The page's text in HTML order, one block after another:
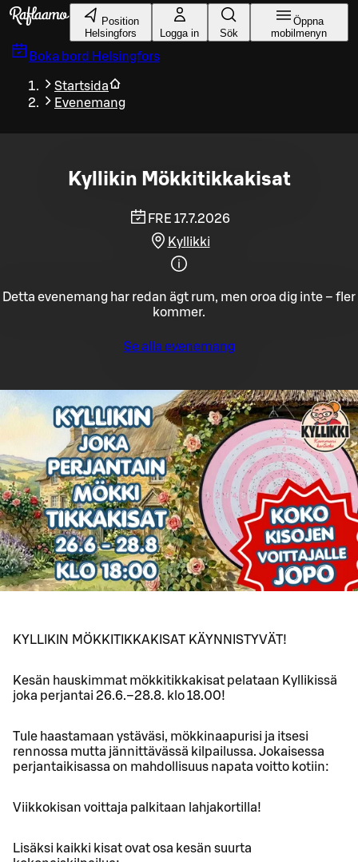
Gå till huvudinnehållet
Position
Helsingfors
Logga in Sök
Öppna
mobilmenyn
Boka bord Helsingfors
Startsida
Evenemang
Kyllikin Mökkitikkakisat
FRE 17.7.2026
Kyllikki
Detta evenemang har redan ägt rum, men oroa dig inte – fler
kommer.
Se alla evenemang
KYLLIKIN MÖKKITIKKAKISAT KÄYNNISTYVÄT!
Kesän hauskimmat mökkitikkakisat pelataan Kyllikissä
joka perjantai 26.6.–28.8. klo 18.00!
Tule haastamaan ystäväsi, mökkinaapurisi ja itsesi
rennossa mutta jännittävässä kilpailussa. Jokaisessa
perjantaikisassa on mahdollisuus napata voitto kotiin:
Viikkokisan voittaja palkitaan lahjakortilla!
Lisäksi kaikki kisat ovat osa kesän suurta